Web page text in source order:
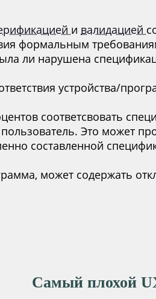
и валидацией
формальным
ли нарушена
устройства/
соответсвовать
Это может
составленной
может содержать
Самый плохой